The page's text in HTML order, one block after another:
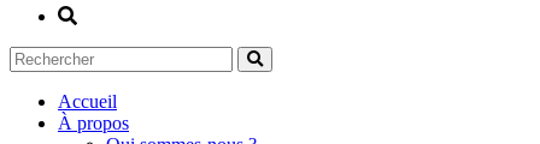
Accueil
À propos